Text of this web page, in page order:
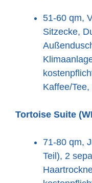
51-60 qm,
Sitzecke,
Kaffee/
Tortoise Suite
71-80 qm,
Teil), 2